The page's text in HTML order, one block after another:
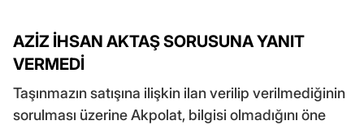
AZİZ İHSAN AKTAŞ SORUSUNA YANIT
VERMEDİ
Taşınmazın satışına ilişkin ilan verilip verilmediğinin
sorulması üzerine Akpolat, bilgisi olmadığını öne